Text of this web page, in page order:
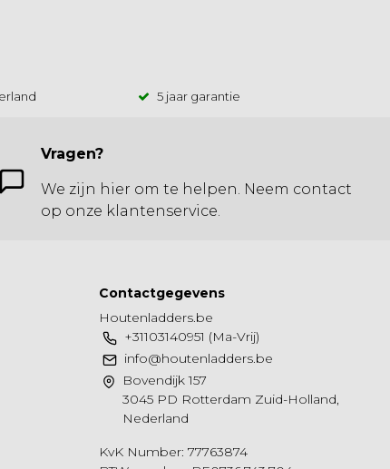
5 jaar garantie
Vragen?
We zijn hier om te helpen. Neem contact
op onze klantenservice.
Contactgegevens
Houtenladders.be
+31103140951 (Ma-Vrij)
info@houtenladders.be
Bovendijk 157
3045 PD Rotterdam Zuid-Holland,
Nederland
KvK Number: 77763874